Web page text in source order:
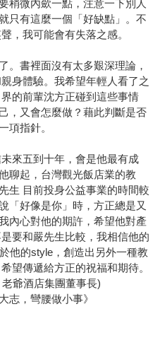
稍微內歛一點，注意一下別人
只有這麼一個「好缺點」。不
，我可能會有失落之感。
。書裡面沒有太多艱深理論，
身體驗。我希望年輕人看了之
的前輩沈方正碰到這些事情
，又會怎麼做？藉此判斷是否
項指針。
來五到十年，會是他最有成
聊起，台灣觀光飯店業的教
生 目前投身公益事業的時間較
「好像是你」時，方正總是又
內心對他的期許，希望他對產
要和嚴先生比較，我相信他的
他的style，創造出另外一種教
望傳遞給方正的祝福和期待。
爺酒店集團董事長)
志，彎腰做小事》